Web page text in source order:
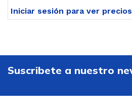
Iniciar sesión para ver precios
Suscribete a nuestro